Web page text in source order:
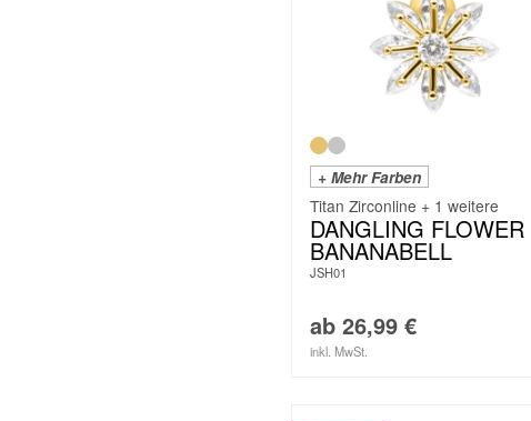
+ Mehr Farben
Titan Zirconline + 1 weitere
DANGLING FLOWER
BANANABELL
JSH01
ab 26,99 €
inkl. MwSt.